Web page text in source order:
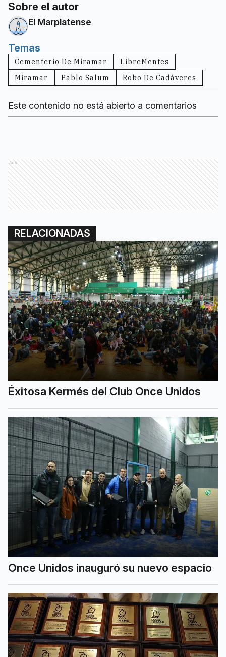
Sobre el autor
El Marplatense
Temas
Cementerio De Miramar
LibreMentes
Miramar
Pablo Salum Robo De Cadáveres
Este contenido no está abierto a comentarios
Ads
RELACIONADAS
Éxitosa Kermés del Club Once Unidos
Once Unidos inauguró su nuevo espacio